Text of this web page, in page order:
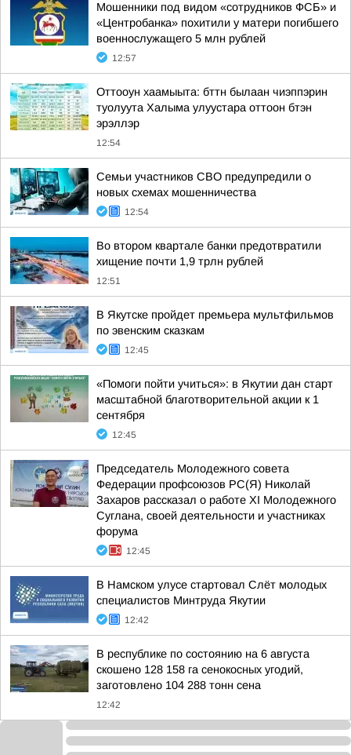
Мошенники под видом «сотрудников ФСБ» и
«Центробанка» похитили у матери погибшего
военнослужащего 5 млн рублей
12:57
Оттооун хаамыыта: бттн былаан чиэппэрин
туолуута Халыма улуустара оттоон бтэн
эрэллэр
12:54
Семьи участников СВО предупредили о
новых схемах мошенничества
12:54
Во втором квартале банки предотвратили
хищение почти 1,9 трлн рублей
12:51
В Якутске пройдет премьера мультфильмов
по эвенским сказкам
12:45
«Помоги пойти учиться»: в Якутии дан старт
масштабной благотворительной акции к 1
сентября
12:45
Председатель Молодежного совета
Федерации профсоюзов РС(Я) Николай
Захаров рассказал о работе XI Молодежного
Суглана, своей деятельности и участниках
форума
12:45
В Намском улусе стартовал Слёт молодых
специалистов Минтруда Якутии
12:42
В республике по состоянию на 6 августа
скошено 128 158 га сенокосных угодий,
заготовлено 104 288 тонн сена
12:42